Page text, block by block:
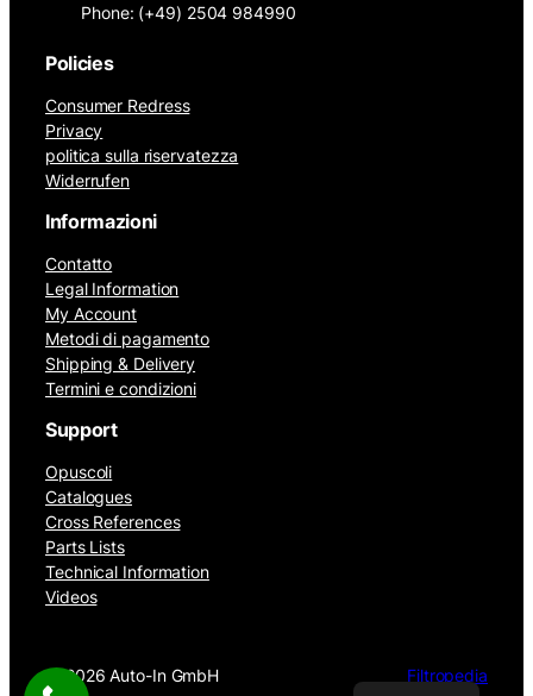
Phone: (+49) 2504 984990
Policies
Consumer Redress
Privacy
politica sulla riservatezza
Widerrufen
Informazioni
Contatto
Legal Information
My Account
Metodi di pagamento
Shipping & Delivery
Termini e condizioni
Support
Opuscoli
Catalogues
Cross References
Parts Lists
Technical Information
Videos
© 2026 Auto-In GmbH Filtropedia